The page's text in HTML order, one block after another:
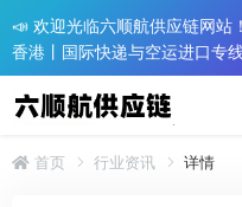
📣 欢迎光临六顺航供应链网站
香港丨国际快递与空运进口专
首页 行业资讯 详情